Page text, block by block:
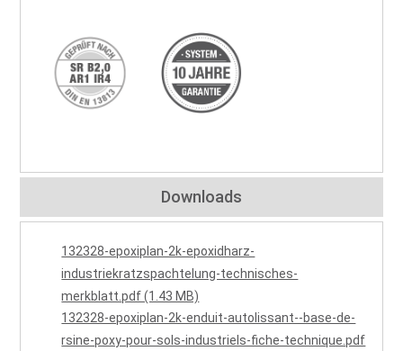
Downloads
132328-epoxiplan-2k-epoxidharz-
industriekratzspachtelung-technisches-
merkblatt.pdf (1.43 MB)
132328-epoxiplan-2k-enduit-autolissant--base-de-
rsine-poxy-pour-sols-industriels-fiche-technique.pdf